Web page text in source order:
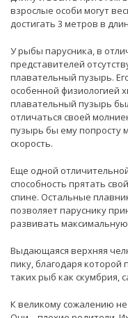
взрослые особи могут
достигать 3 метров в
У рыбы парусника, в
представителей
плавательный пузырь.
особенной физиологией
плавательный пузырь
отличаться своей
пузырь бы ему попросту
скорость.
Еще одной
способность прятать
спине. Остальные
позволяет паруснику
развивать максимальную
Выдающаяся верхняя
пику, благодаря которой
таких рыб как скумбрия,
К великому сожалению